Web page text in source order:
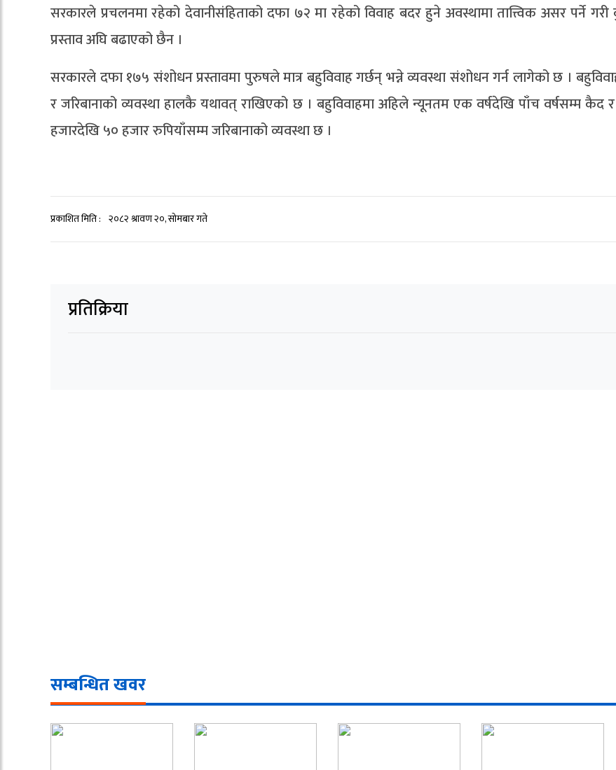
सरकारले प्रचलनमा रहेको देवानीसंहिताको दफा ७२ मा रहेको विवाह बदर हुने अवस्थामा तात्त्विक असर पर्ने
प्रस्ताव अघि बढाएको छैन ।
सरकारले दफा १७५ संशोधन प्रस्तावमा पुरुषले मात्र बहुविवाह गर्छन् भन्ने व्यवस्था संशोधन गर्न लागेको छ ।
र जरिबानाको व्यवस्था हालकै यथावत् राखिएको छ । बहुविवाहमा अहिले न्यूनतम एक वर्षदेखि पाँच वर्षसम्म कैद
हजारदेखि ५० हजार रुपियाँसम्म जरिबानाको व्यवस्था छ ।
प्रकाशित मिति : २०८२ श्रावण २०, सोमबार गते
प्रतिक्रिया
सम्बन्धित खवर